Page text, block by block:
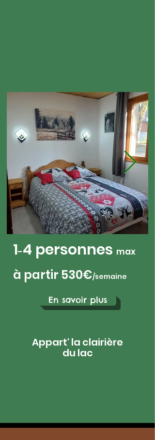
1-4 personnes max
à partir 530€/semaine
En savoir plus
Appart' la clairière
du lac